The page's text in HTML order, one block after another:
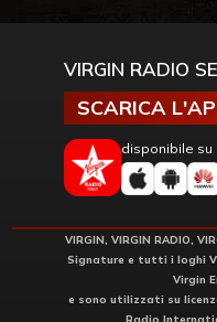
VIRGIN RADIO
SCARICA
disponibile su
VIRGIN, VIRGIN RADIO,
Signature e tutti i loghi
Virgin
e sono utilizzati su
Radio